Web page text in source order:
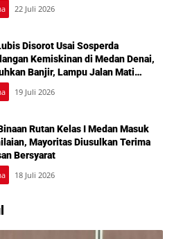
22 Juli 2026
Disorot Usai Sosperda
Kemiskinan di Medan Denai,
Banjir, Lampu Jalan Mati
Akses Bantuan
19 Juli 2026
Rutan Kelas I Medan Masuk
Mayoritas Diusulkan Terima
Bersyarat
18 Juli 2026